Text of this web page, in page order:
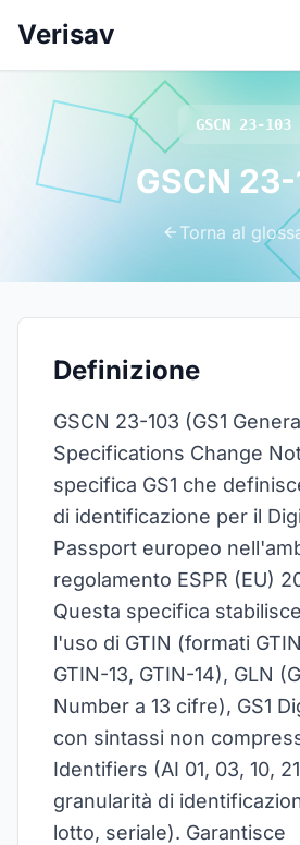
Verisav
GSCN 23-103
GSCN
Torna al
Definizione
GSCN 23-103 (GS1
Specifications Change
specifica GS1 che
di identificazione per il
Passport europeo
regolamento ESPR (EU)
Questa specifica
l'uso di GTIN (formati
GTIN-13, GTIN-14), GLN
Number a 13 cifre), GS1
con sintassi non
Identifiers (AI 01, 03, 10,
granularità di
lotto, seriale). Garantisce